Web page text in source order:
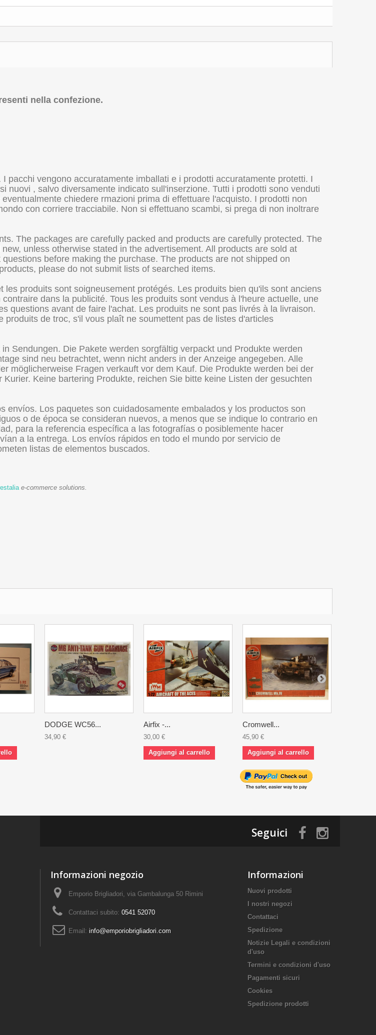
nella confezione.
pacchi vengono accuratamente imballati e i prodotti accuratamente protetti. I
nuovi , salvo diversamente indicato sull'inserzione. Tutti i prodotti sono venduti
chiedere rmazioni prima di effettuare l'acquisto. I prodotti non
con corriere tracciabile. Non si effettuano scambi, si prega di non inoltrare
The packages are carefully packed and products are carefully protected. The
unless otherwise stated in the advertisement. All products are sold at
before making the purchase. The products are not shipped on
please do not submit lists of searched items.
produits sont soigneusement protégés. Les produits bien qu'ils sont anciens
dans la publicité. Tous les produits sont vendus à l'heure actuelle, une
questions avant de faire l'achat. Les produits ne sont pas livrés à la livraison.
de troc, s'il vous plaît ne soumettent pas de listes d'articles
Sendungen. Die Pakete werden sorgfältig verpackt und Produkte werden
sind neu betrachtet, wenn nicht anders in der Anzeige angegeben. Alle
möglicherweise Fragen verkauft vor dem Kauf. Die Produkte werden bei der
Keine bartering Produkte, reichen Sie bitte keine Listen der gesuchten
envíos. Los paquetes son cuidadosamente embalados y los productos son
o de época se consideran nuevos, a menos que se indique lo contrario en
para la referencia específica a las fotografías o posiblemente hacer
a la entrega. Los envíos rápidos en todo el mundo por servicio de
listas de elementos buscados.
e-commerce solutions.
DODGE WC56...
34,90 €
Airfix -...
30,00 €
Aggiungi al carrello
Cromwell...
45,90 €
Aggiungi al carrello
Seguici
Informazioni negozio
Emporio Brigliadori, via Gambalunga 50 Rimini
Contattaci subito: 0541 52070
Email: info@emporiobrigliadori.com
Informazioni
Nuovi prodotti
I nostri negozi
Contattaci
Spedizione
Notizie Legali e condizioni
d'uso
Termini e condizioni d'uso
Pagamenti sicuri
Cookies
Spedizione prodotti